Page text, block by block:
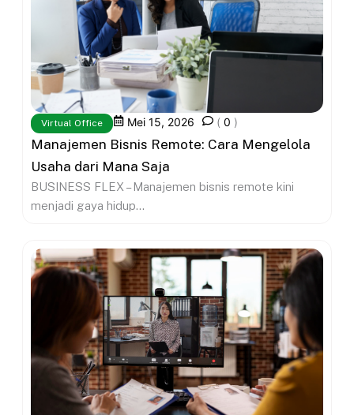
Virtual Office Mei 15, 2026 ( 0 )
Manajemen Bisnis Remote: Cara Mengelola
Usaha dari Mana Saja
BUSINESS FLEX – Manajemen bisnis remote kini
menjadi gaya hidup...